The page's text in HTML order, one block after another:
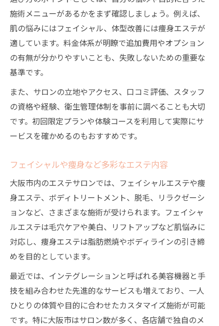
施術メニューがあるかをまず確認しましょう。例えば、
肌の悩みにはフェイシャル、体型改善には痩身エステが
適しています。料金体系が明瞭で追加費用やオプション
の有無が分かりやすいことも、失敗しないための重要な
基準です。
また、サロンの立地やアクセス、口コミ評価、スタッフ
の資格や経験、衛生管理体制を事前に調べることも大切
です。初回限定プランや体験コースを利用して実際にサ
ービスを確かめるのもおすすめです。
フェイシャルや痩身など多彩なエステ内容
大阪市内のエステサロンでは、フェイシャルエステや痩
身エステ、ボディトリートメント、脱毛、リラクゼーシ
ョンなど、さまざまな施術が受けられます。フェイシャ
ルエステは毛穴ケアや美白、リフトアップなど肌悩みに
対応し、痩身エステは脂肪燃焼やボディラインの引き締
めを目的としています。
最近では、インテグレーションと呼ばれる美容機器と手
技を組み合わせた先進的なサービスも増えており、一人
ひとりの体質や目的に合わせたカスタマイズ施術が可能
です。特に大阪市はサロン数が多く、各店舗で独自のメ